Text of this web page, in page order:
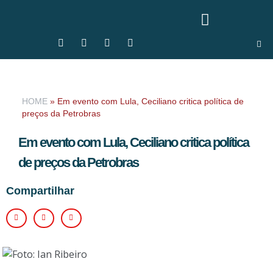
HOME » Em evento com Lula, Ceciliano critica política de
preços da Petrobras
Em evento com Lula, Ceciliano critica política
de preços da Petrobras
Compartilhar